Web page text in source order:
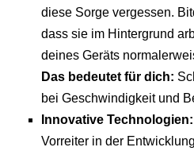
diese Sorge vergessen.
dass sie im Hintergrund
deines Geräts
Das bedeutet für dich:
bei Geschwindigkeit und
Innovative Technologien:
Vorreiter in der